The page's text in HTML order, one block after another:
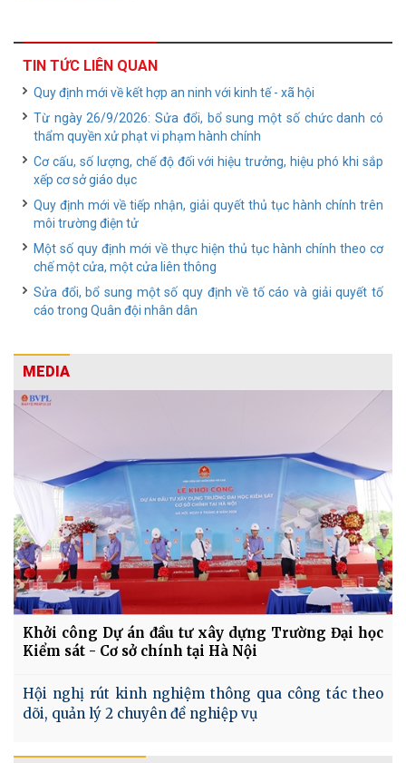
TIN TỨC LIÊN QUAN
Quy định mới về kết hợp an ninh với kinh tế - xã hội
Từ ngày 26/9/2026: Sửa đổi, bổ sung một số chức danh có
thẩm quyền xử phạt vi phạm hành chính
Cơ cấu, số lượng, chế độ đối với hiệu trưởng, hiệu phó khi sắp
xếp cơ sở giáo dục
Quy định mới về tiếp nhận, giải quyết thủ tục hành chính trên
môi trường điện tử
Một số quy định mới về thực hiện thủ tục hành chính theo cơ
chế một cửa, một cửa liên thông
Sửa đổi, bổ sung một số quy định về tố cáo và giải quyết tố
cáo trong Quân đội nhân dân
MEDIA
Khởi công Dự án đầu tư xây dựng Trường Đại học
Kiểm sát - Cơ sở chính tại Hà Nội
Hội nghị rút kinh nghiệm thông qua công tác theo
dõi, quản lý 2 chuyên đề nghiệp vụ